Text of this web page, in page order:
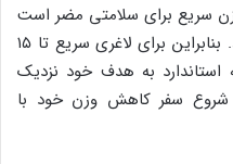
سریع برای سلامتی مضر است
و امکان دارد همراه با عوارضی باشد. بنابراین برای لاغری سریع تا ۱۵
استاندارد به هدف خود نزدیک
شروع سفر کاهش وزن خود با